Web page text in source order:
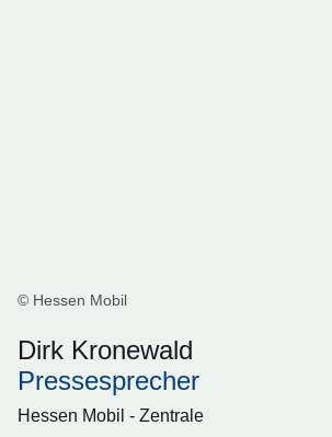
© Hessen Mobil
Dirk Kronewald
Pressesprecher
Hessen Mobil - Zentrale